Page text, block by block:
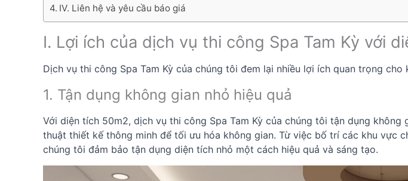
IV. Liên hệ và yêu cầu báo giá
I. Lợi ích của dịch vụ thi công Spa Tam Kỳ với
Dịch vụ thi công Spa Tam Kỳ của chúng tôi đem lại nhiều lợi ích quan trọng
1. Tận dụng không gian nhỏ hiệu quả
Với diện tích 50m2, dịch vụ thi công Spa Tam Kỳ của chúng tôi tận dụng
thuật thiết kế thông minh để tối ưu hóa không gian. Từ việc bố trí các khu vực
chúng tôi đảm bảo tận dụng diện tích nhỏ một cách hiệu quả và sáng tạo.